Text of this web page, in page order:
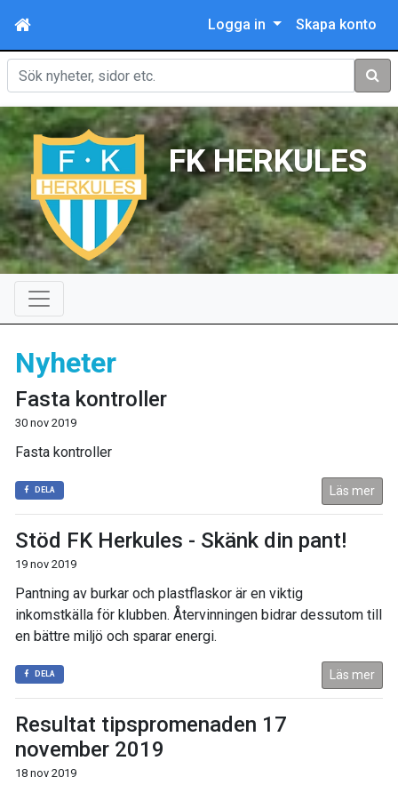
Logga in Skapa konto
Sök
FK HERKULES
Nyheter
Fasta kontroller
30 nov 2019
Fasta kontroller
DELA Läs mer
Stöd FK Herkules - Skänk din pant!
19 nov 2019
Pantning av burkar och plastflaskor är en viktig
inkomstkälla för klubben. Återvinningen bidrar dessutom till
en bättre miljö och sparar energi.
DELA Läs mer
Resultat tipspromenaden 17
november 2019
18 nov 2019